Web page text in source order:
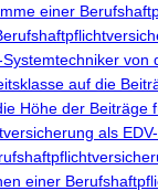
einer
auf die
Höhe der
als
einer